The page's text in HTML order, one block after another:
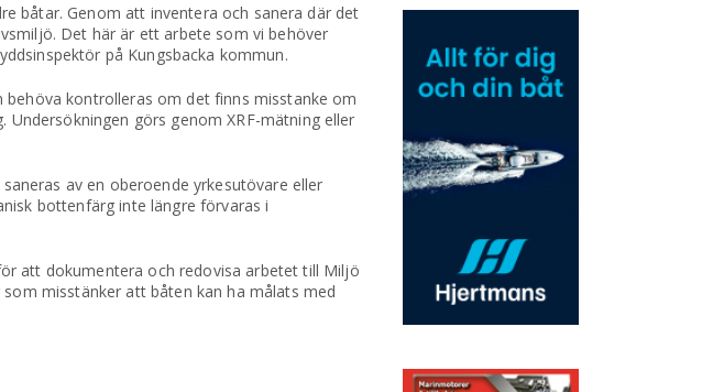
båtar. Genom att inventera och sanera där det
Det här är ett arbete som vi behöver
på Kungsbacka kommun.
behöva kontrolleras om det finns misstanke om
görs genom XRF-mätning eller
av en oberoende yrkesutövare eller
bottenfärg inte längre förvaras i
att dokumentera och redovisa arbetet till Miljö
misstänker att båten kan ha målats med